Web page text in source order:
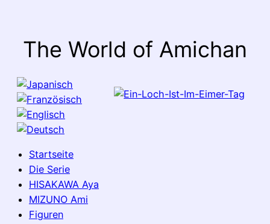
The World of Amichan
Startseite
Die Serie
HISAKAWA Aya
MIZUNO Ami
Figuren